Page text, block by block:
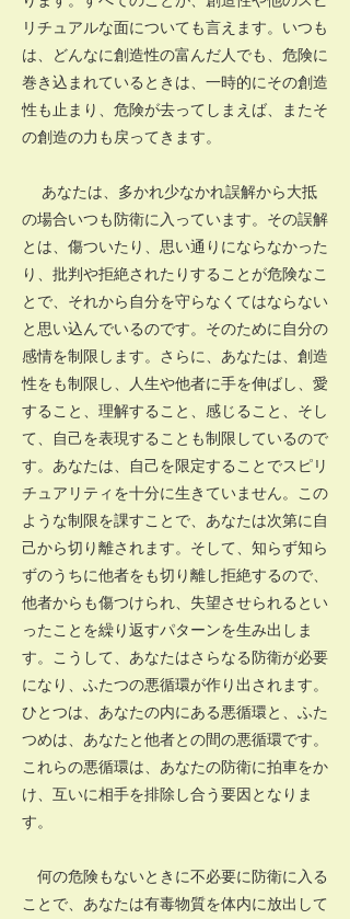
リチュアルな面についても言えます。いつも
は、どんなに創造性の富んだ人でも、危険に
巻き込まれているときは、一時的にその創造
性も止まり、危険が去ってしまえば、またそ
の創造の力も戻ってきます。
あなたは、多かれ少なかれ誤解から大抵
の場合いつも防衛に入っています。その誤解
とは、傷ついたり、思い通りにならなかった
り、批判や拒絶されたりすることが危険なこ
とで、それから自分を守らなくてはならない
と思い込んでいるのです。そのために自分の
感情を制限します。さらに、あなたは、創造
性をも制限し、人生や他者に手を伸ばし、愛
すること、理解すること、感じること、そし
て、自己を表現することも制限しているので
す。あなたは、自己を限定することでスピリ
チュアリティを十分に生きていません。この
ような制限を課すことで、あなたは次第に自
己から切り離されます。そして、知らず知ら
ずのうちに他者をも切り離し拒絶するので、
他者からも傷つけられ、失望させられるとい
ったことを繰り返すパターンを生み出しま
す。こうして、あなたはさらなる防衛が必要
になり、ふたつの悪循環が作り出されます。
ひとつは、あなたの内にある悪循環と、ふた
つめは、あなたと他者との間の悪循環です。
これらの悪循環は、あなたの防衛に拍車をか
け、互いに相手を排除し合う要因となりま
す。
何の危険もないときに不必要に防衛に入る
ことで、あなたは有毒物質を体内に放出して